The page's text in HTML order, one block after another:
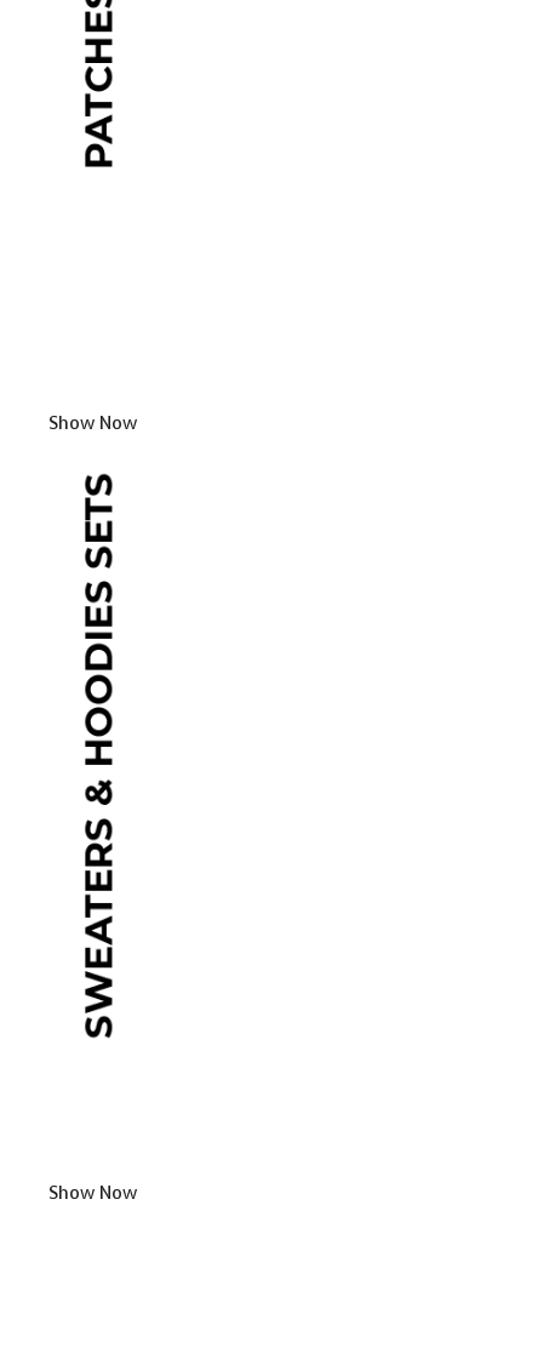
Show Now
Show Now